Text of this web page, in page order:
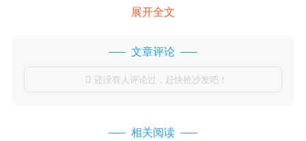
展开全文
文章评论
 还没有人评论过，赶快抢沙发吧！
相关阅读